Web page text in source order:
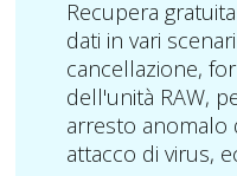
Recupera
dati in vari
cancellazione,
dell'unità RAW,
arresto anomalo
attacco di virus,